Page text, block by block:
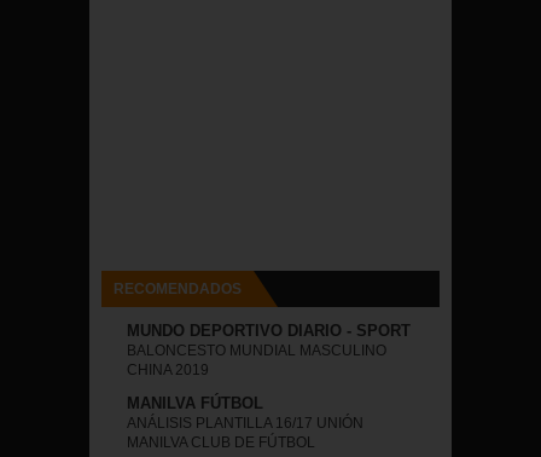
RECOMENDADOS
MUNDO DEPORTIVO DIARIO - SPORT
BALONCESTO MUNDIAL MASCULINO
CHINA 2019
MANILVA FÚTBOL
ANÁLISIS PLANTILLA 16/17 UNIÓN
MANILVA CLUB DE FÚTBOL